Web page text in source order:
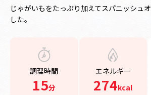
じゃがいもをたっぷり加えてスパニッシュ
した。
調理時間
15分
エネルギー
274kcal